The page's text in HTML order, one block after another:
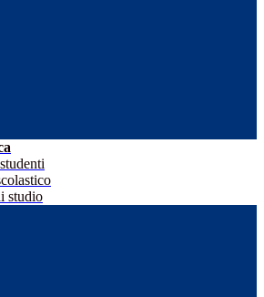
studio